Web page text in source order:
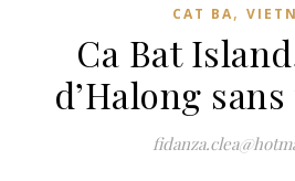
CAT BA,
Ca Bat
d’Halong